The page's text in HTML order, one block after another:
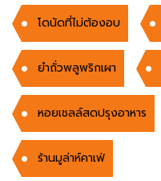
โดนัดที่ไม่ต้องอบ
ยำถั่วพลูพริกเผา
หอยเชลล์สดปรุงอาหาร
ร้านมูล่าห์คาเฟ่